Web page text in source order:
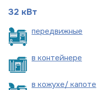
32 кВт
передвижные
в контейнере
в кожухе/ капоте